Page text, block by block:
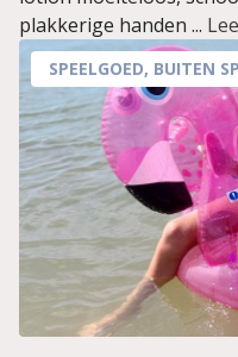
plakkerige handen ...
SPEELGOED, BUITEN